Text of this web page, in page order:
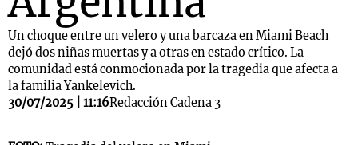
Un choque entre un velero y una barcaza en Miami Beach
dejó dos niñas muertas y a otras en estado crítico. La
comunidad está conmocionada por la tragedia que afecta a
la familia Yankelevich.
30/07/2025 | 11:16Redacción Cadena 3